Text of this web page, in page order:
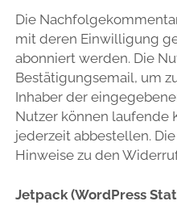
Die
mit deren Einwilligung
abonniert werden. Die
Bestätigungsemail, um
Inhaber der
Nutzer können laufende
jederzeit abbestellen.
Hinweise zu den
Jetpack (WordPress